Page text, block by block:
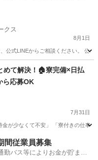
クス
8月1日
公式LINEからご相談ください。 公
めて解決！🏠寮完備×日払
ら応募OK
7月31日
が少なくて不安」 「寮付きの仕事
間従業員募集
勤バス等によりお金が貯まり